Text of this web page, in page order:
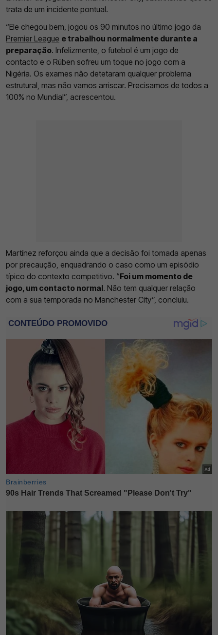
trata de um incidente pontual.
“Ele chegou bem, jogou os 90 minutos no último jogo da
Premier League e trabalhou normalmente durante a
preparação. Infelizmente, o futebol é um jogo de
contacto e o Rúben sofreu um toque no jogo com a
Nigéria. Os exames não detetaram qualquer problema
estrutural, mas não vamos arriscar. Precisamos de todos a
100% no Mundial”, acrescentou.
Martínez reforçou ainda que a decisão foi tomada apenas
por precaução, enquadrando o caso como um episódio
típico do contexto competitivo. “Foi um momento de
jogo, um contacto normal. Não tem qualquer relação
com a sua temporada no Manchester City”, concluiu.